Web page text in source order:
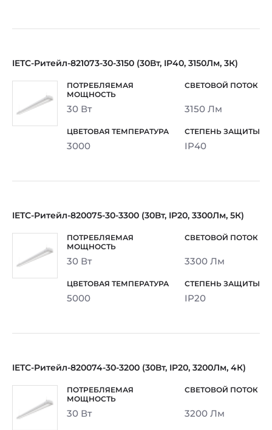
IETC-Ритейл-821073-30-3150 (30Вт, IP40, 3150Лм, 3К)
30 Вт 3150 Лм
3000 IP40
IETC-Ритейл-820075-30-3300 (30Вт, IP20, 3300Лм, 5К)
30 Вт 3300 Лм
5000 IP20
IETC-Ритейл-820074-30-3200 (30Вт, IP20, 3200Лм, 4К)
30 Вт 3200 Лм